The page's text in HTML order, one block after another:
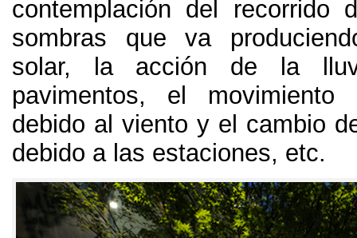
contemplación del recorrido
sombras que va
solar,
la acción de la
pavimentos, el
debido al viento y el cambio
debido a las estaciones, etc.